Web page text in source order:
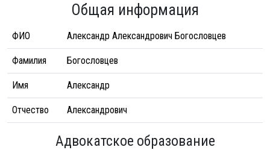
Общая информация
ФИО Александр Александрович Богословцев
Фамилия Богословцев
Имя Александр
Отчество Александрович
Адвокатское образование